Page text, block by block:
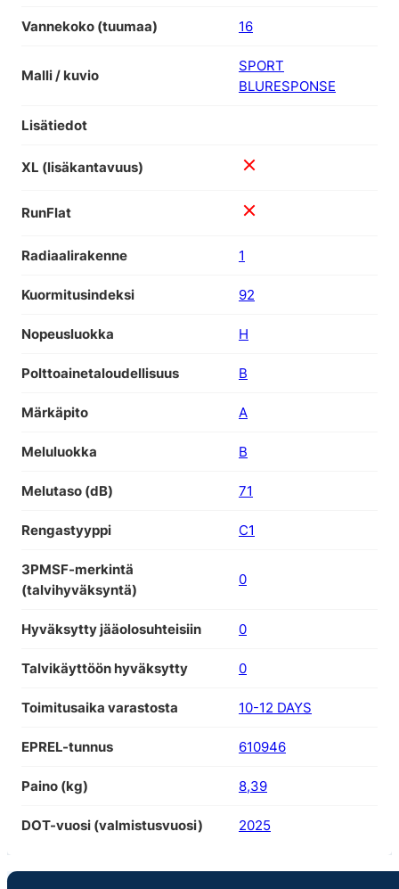
Vannekoko (tuumaa) 16
Malli / kuvio
SPORT
BLURESPONSE
Lisätiedot
XL (lisäkantavuus)
RunFlat
Radiaalirakenne 1
Kuormitusindeksi 92
Nopeusluokka H
Polttoainetaloudellisuus B
Märkäpito A
Meluluokka B
Melutaso (dB) 71
Rengastyyppi C1
3PMSF-merkintä
(talvihyväksyntä)
0
Hyväksytty jääolosuhteisiin 0
Talvikäyttöön hyväksytty 0
Toimitusaika varastosta 10-12 DAYS
EPREL-tunnus 610946
Paino (kg) 8,39
DOT-vuosi (valmistusvuosi) 2025